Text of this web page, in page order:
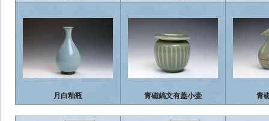
月白釉瓶 青磁鎬文有蓋小壷 青